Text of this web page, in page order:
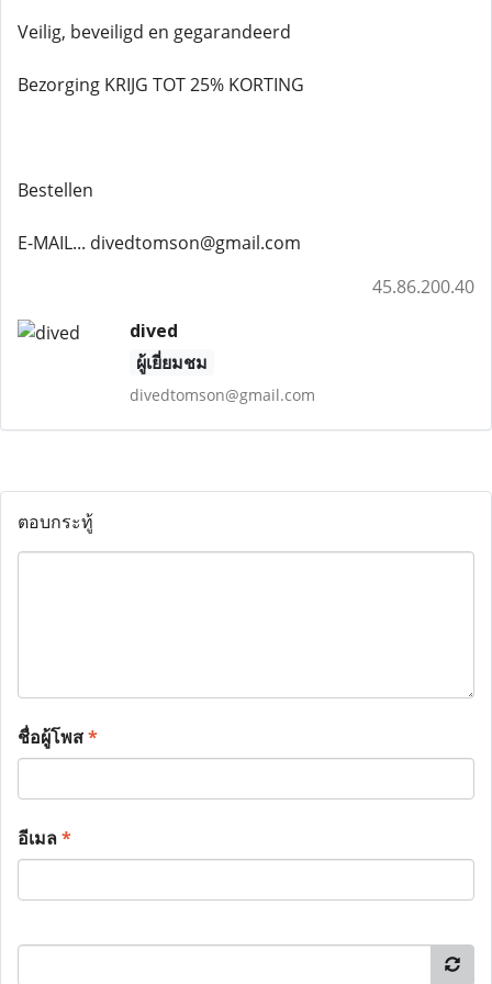
Veilig, beveiligd en gegarandeerd
Bezorging KRIJG TOT 25% KORTING
Bestellen
E-MAIL... divedtomson@gmail.com
45.86.200.40
dived
ผู้เยี่ยมชม
divedtomson@gmail.com
ตอบกระทู้
ชื่อผู้โพส*
อีเมล*